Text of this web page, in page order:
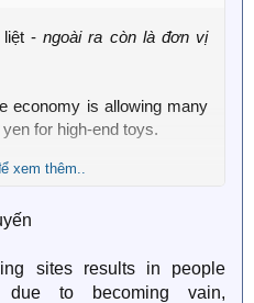
liệt -ngoài ra còn là đơn vị
economy is allowing many
for high-end toys.
kinh tế đang cho phép
cao cấp.
xem thêm..
sites results in people
due to becoming vain,